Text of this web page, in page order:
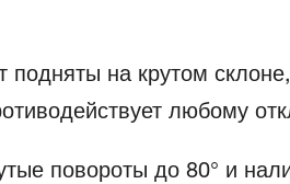
на крутом
любому
повороты до 80° и